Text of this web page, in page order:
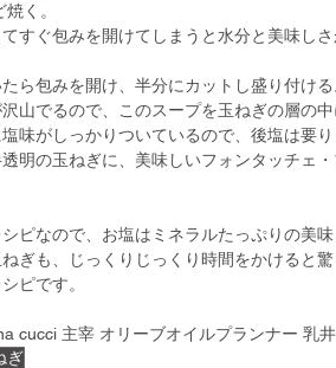
く。
すぐ包みを開けてしまうと水分と美味し
ら包みを開け、半分にカットし盛り付ける
山でるので、このスープを玉ねぎの層の中
味がしっかりついているので、後塩は要り
明の玉ねぎに、美味しいフォンタッチェ
ピなので、お塩はミネラルたっぷりの美味
ぎも、じっくりじっくり時間をかけると
ピです。
cucci 主宰 オリーブオイルプランナー 乳
ぎ